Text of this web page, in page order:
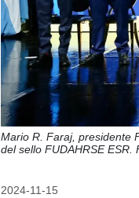
Mario R. Faraj, presidente
del sello FUDAHRSE ESR.
2024-11-15